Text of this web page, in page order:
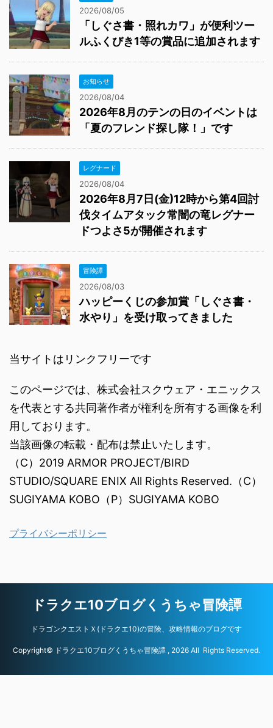
2026/08/05
「しぐさ書・照れカワ」が便利ツー
ルふくびき1等の賞品に追加されます
お知らせ
2026/08/04
2026年8月のテンの日のイベントは
「夏のフレンド探し隊！」です
レグナード
2026/08/04
2026年8月7日(金)12時から第4回討
伐タイムアタック常闇の竜レグナー
ドつよさ5が開催されます
冒険譚
2026/08/03
ハッピーくじの参加賞「しぐさ書・
水やり」を受け取ってきました
当サイトはリンクフリーです
このページでは、株式会社スクウェア・エニックス
を代表とする共同著作者が権利を所有する画像を利
用しております。
当該画像の転載・配布は禁止いたします。
（C）2019 ARMOR PROJECT/BIRD
STUDIO/SQUARE ENIX All Rights Reserved.（C）
SUGIYAMA KOBO（P）SUGIYAMA KOBO
プライバシーポリシー
ドラクエ10ブログくうちゃ冒険譚
ドラゴンクエストＸ(ドラクエ10)の冒険、攻略情報のブログです
Copyright© ドラクエ10ブログくうちゃ冒険譚 , 2026 All Rights Reserved.